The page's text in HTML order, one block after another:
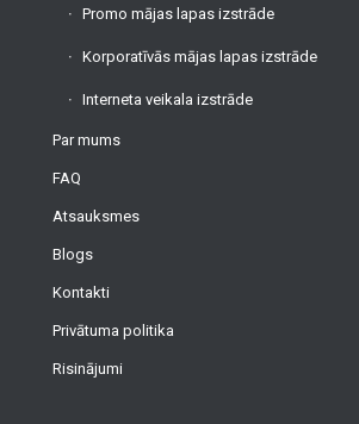
Promo mājas lapas izstrāde
Korporatīvās mājas lapas izstrāde
Interneta veikala izstrāde
Par mums
FAQ
Atsauksmes
Blogs
Kontakti
Privātuma politika
Risinājumi